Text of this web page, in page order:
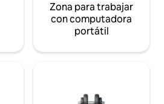
Zona para trabajar
con computadora
portátil